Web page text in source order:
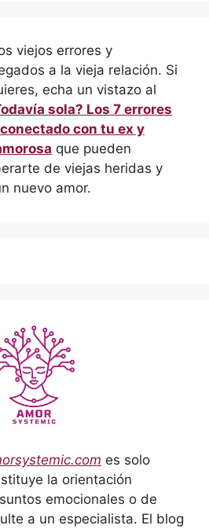
viejos errores y
a la vieja relación. Si
echa un vistazo al
sola? Los 7 errores
con tu ex y
que pueden
de viejas heridas y
nuevo amor.
es solo
la orientación
emocionales o de
a un especialista. El blog